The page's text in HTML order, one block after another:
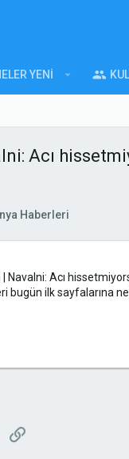
YENI
Acı
Haberleri
| Navalni: Acı
bugün ilk sayfalarına
postaLink